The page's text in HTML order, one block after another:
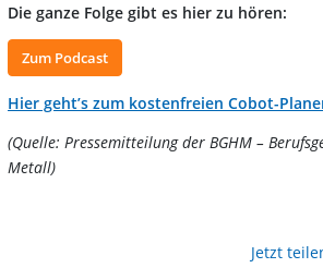
Die ganze Folge gibt es hier zu hören:
Zum Podcast
Hier geht’s zum kostenfreien Cobot-
(Quelle: Pressemitteilung der BGHM –
Metall)
Jetzt